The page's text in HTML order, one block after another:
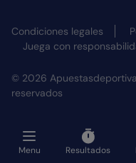
Menu Resultados
Condiciones legales
Juega con
© 2026
reservados